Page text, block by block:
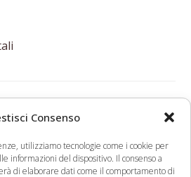
Consenso
utilizziamo tecnologie come i cookie per
informazioni del dispositivo. Il consenso a
di elaborare dati come il comportamento di
di
essiccata
funzionale: ma a